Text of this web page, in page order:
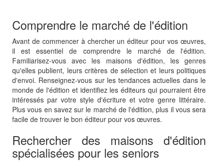
Comprendre le marché de l'édition
Avant de commencer à chercher un éditeur pour vos œuvres,
il est essentiel de comprendre le marché de l'édition.
Familiarisez-vous avec les maisons d'édition, les genres
qu'elles publient, leurs critères de sélection et leurs politiques
d'envoi. Renseignez-vous sur les tendances actuelles dans le
monde de l'édition et identifiez les éditeurs qui pourraient être
intéressés par votre style d'écriture et votre genre littéraire.
Plus vous en savez sur le marché de l'édition, plus il vous sera
facile de trouver le bon éditeur pour vos œuvres.
Rechercher des maisons d'édition
spécialisées pour les seniors